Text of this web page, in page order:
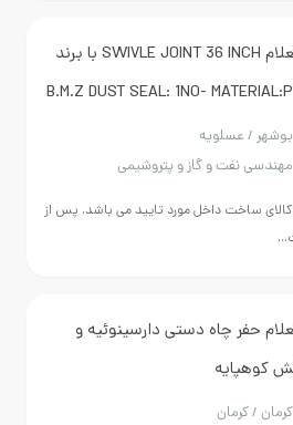
استعلام SWIVLE JOINT 36 INCH با برند
B.M.Z DUST SEAL: 1NO-
comp/RADIAL
عسلویه
نفت و گاز و پتروشیمی
داخل مورد تایید می باشد. پس از
چاه دستی دارسینوئیه و